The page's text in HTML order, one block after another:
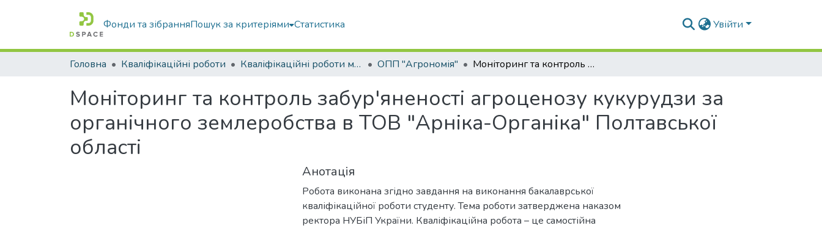
Фонди та зібранняПошук за критеріями Статистика Увійти
Головна Кваліфікаційні роботи Кваліфікаційні роботи магістрів ОПП "Агрономія" Моніторинг та контроль забур'яненості агроценозу кукурудзи за органічного землеробства в ТОВ "Арніка-Органіка" Полтавської області
Моніторинг та контроль забур'яненості агроценозу кукурудзи за
органічного землеробства в ТОВ "Арніка-Органіка" Полтавської
області
Анотація
Робота виконана згідно завдання на виконання бакалаврської
кваліфікаційної роботи студенту. Тема роботи затверджена наказом
ректора НУБіП України. Кваліфікаційна робота – це самостійна